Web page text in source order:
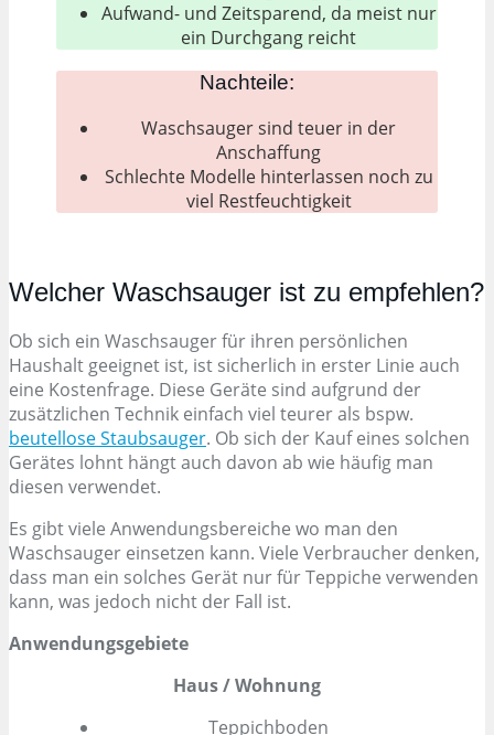
Aufwand- und Zeitsparend, da meist nur
ein Durchgang reicht
Nachteile:
Waschsauger sind teuer in der
Anschaffung
Schlechte Modelle hinterlassen noch zu
viel Restfeuchtigkeit
Welcher Waschsauger ist zu empfehlen?
Ob sich ein Waschsauger für ihren persönlichen
Haushalt geeignet ist, ist sicherlich in erster Linie auch
eine Kostenfrage. Diese Geräte sind aufgrund der
zusätzlichen Technik einfach viel teurer als bspw.
beutellose Staubsauger. Ob sich der Kauf eines solchen
Gerätes lohnt hängt auch davon ab wie häufig man
diesen verwendet.
Es gibt viele Anwendungsbereiche wo man den
Waschsauger einsetzen kann. Viele Verbraucher denken,
dass man ein solches Gerät nur für Teppiche verwenden
kann, was jedoch nicht der Fall ist.
Anwendungsgebiete
Haus / Wohnung
Teppichboden